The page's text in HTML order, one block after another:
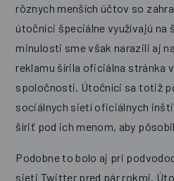
rôznych menších účtov so
útočníci špeciálne využívajú na
minulosti sme však narazili aj
reklamu šírila oficiálna stránka
spoločnosti. Útočníci sa totiž
sociálnych sietí oficiálnych
šíriť pod ich menom, aby
Podobne to bolo aj pri
sieti Twitter pred pár rokmi.